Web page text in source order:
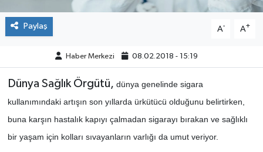
Paylaş A- A+
Haber Merkezi 08.02.2018 - 15:19
Dünya Sağlık Örgütü, dünya genelinde sigara
kullanımındaki artışın son yıllarda ürkütücü olduğunu belirtirken,
buna karşın hastalık kapıyı çalmadan sigarayı bırakan ve sağlıklı
bir yaşam için kolları sıvayanların varlığı da umut veriyor.
HABERDE İNSAN
BİLİM VE TEKNOLOJİ
KAMPANYALAR
KÜLTÜR-SANAT